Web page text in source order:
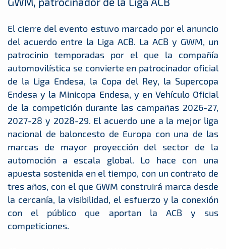
El cierre del evento estuvo marcado por el anuncio
del acuerdo entre la Liga ACB. La ACB y GWM, un
patrocinio temporadas por el que la compañía
automovilística se convierte en patrocinador oficial
de la Liga Endesa, la Copa del Rey, la Supercopa
Endesa y la Minicopa Endesa, y en Vehículo Oficial
de la competición durante las campañas 2026-27,
2027-28 y 2028-29. El acuerdo une a la mejor liga
nacional de baloncesto de Europa con una de las
marcas de mayor proyección del sector de la
automoción a escala global. Lo hace con una
apuesta sostenida en el tiempo, con un contrato de
tres años, con el que GWM construirá marca desde
la cercanía, la visibilidad, el esfuerzo y la conexión
con el público que aportan la ACB y sus
competiciones.